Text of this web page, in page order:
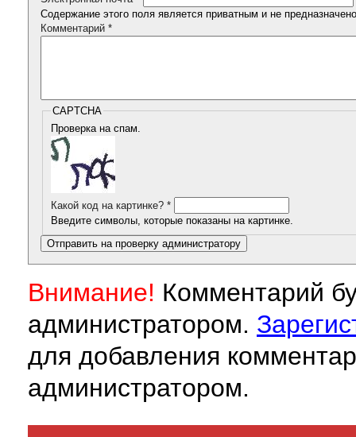
Содержание этого поля является приватным и не
Комментарий *
CAPTCHA
Проверка на спам.
Какой код на картинке? *
Введите символы, которые показаны на картинке.
Внимание! Комментарий
администратором.
для добавления
администратором.